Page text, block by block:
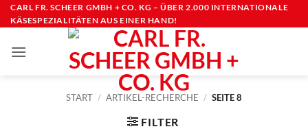
Zum
Inhalt
CARL FR. SCHEER GMBH + CO. KG – ÜBER 2.000 INTERNATIONALE
KÄSESPEZIALITÄTEN AUS EINER HAND!
START / ARTIKEL-RECHERCHE / SEITE 8
FILTER